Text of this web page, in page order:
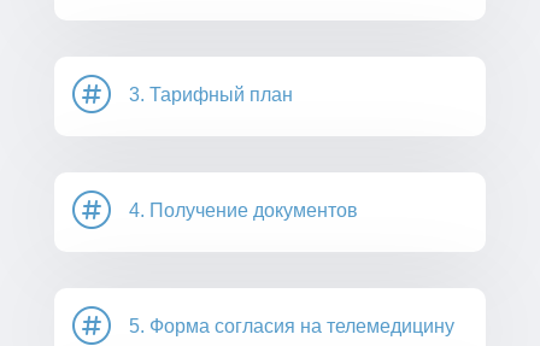
 3. Тарифный план
 4. Получение документов
 5. Форма согласия на телемедицину